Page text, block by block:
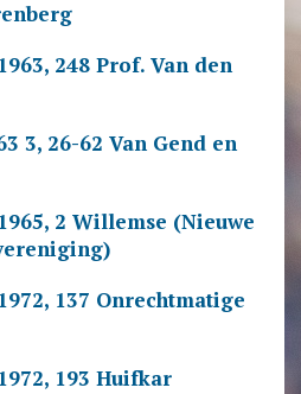
248 Prof. Van den
3, 26-62 Van Gend en
2 Willemse (Nieuwe
137 Onrechtmatige
193 Huifkar